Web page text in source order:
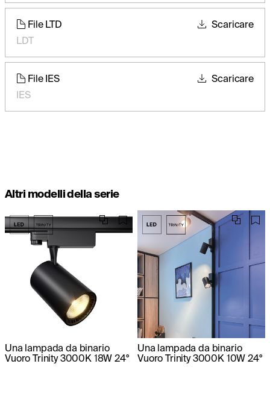
File LTD
LDT
Scaricare
File IES
IES
Scaricare
Altri modelli della serie
Una lampada da binario
Vuoro Trinity 3000K 18W 24°
Una lampada da binario
Vuoro Trinity 3000K 10W 24°